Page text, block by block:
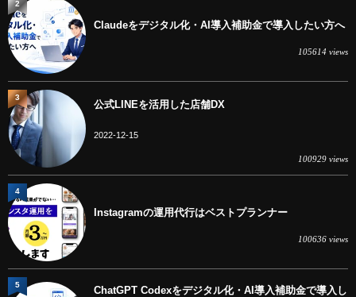
Claudeをデジタル化・AI導入補助金で導入したい方へ
105614 views
2
公式LINEを活用した店舗DX
2022-12-15
100929 views
3
Instagramの運用代行はベストプランナー
100636 views
4
ChatGPT Codexをデジタル化・AI導入補助金で導入し
5